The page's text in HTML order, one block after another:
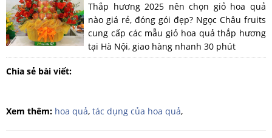
Thắp hương 2025 nên chọn giỏ hoa quả
nào giá rẻ, đóng gói đẹp? Ngọc Châu fruits
cung cấp các mẫu giỏ hoa quả thắp hương
tại Hà Nội, giao hàng nhanh 30 phút
Chia sẻ bài viết:
Xem thêm: hoa quả, tác dụng của hoa quả,